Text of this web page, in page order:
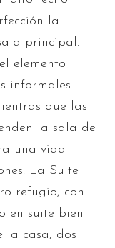
la
principal.
elemento
informales
que las
la sala de
una vida
La Suite
refugio, con
en suite bien
la casa, dos